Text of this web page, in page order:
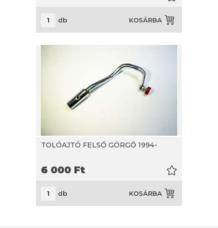
db KOSÁRBA
TOLÓAJTÓ FELSŐ GÖRGŐ 1994-
6 000 Ft
db KOSÁRBA